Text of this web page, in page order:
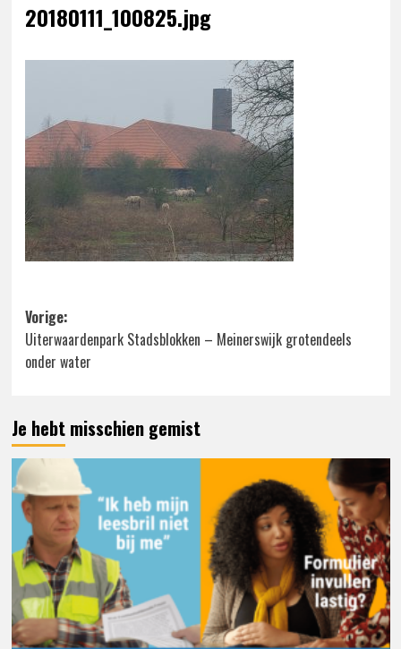
20180111_100825.jpg
Bericht
navigatie
Vorige:
Uiterwaardenpark Stadsblokken – Meinerswijk grotendeels
onder water
Je hebt misschien gemist